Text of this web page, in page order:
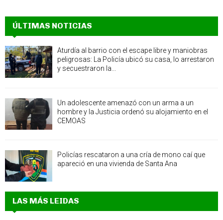
ÚLTIMAS NOTICIAS
Aturdía al barrio con el escape libre y maniobras
peligrosas: La Policía ubicó su casa, lo arrestaron
y secuestraron la...
Un adolescente amenazó con un arma a un
hombre y la Justicia ordenó su alojamiento en el
CEMOAS
Policías rescataron a una cría de mono caí que
apareció en una vivienda de Santa Ana
LAS MÁS LEIDAS